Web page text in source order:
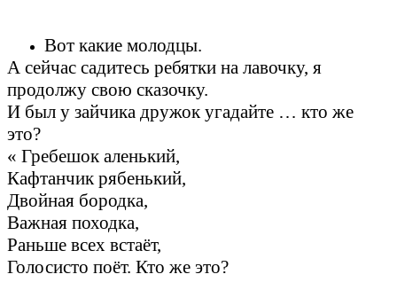
Вот какие молодцы.
А сейчас садитесь ребятки на лавочку, я
продолжу свою сказочку.
И был у зайчика дружок угадайте … кто же
это?
« Гребешок аленький,
Кафтанчик рябенький,
Двойная бородка,
Важная походка,
Раньше всех встаёт,
Голосисто поёт. Кто же это?